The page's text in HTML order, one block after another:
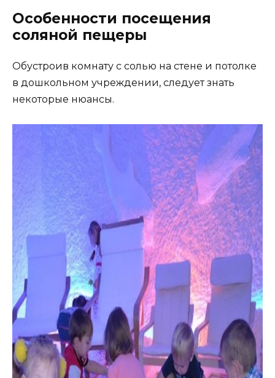
Особенности посещения
соляной пещеры
Обустроив комнату с солью на стене и потолке
в дошкольном учреждении, следует знать
некоторые нюансы.